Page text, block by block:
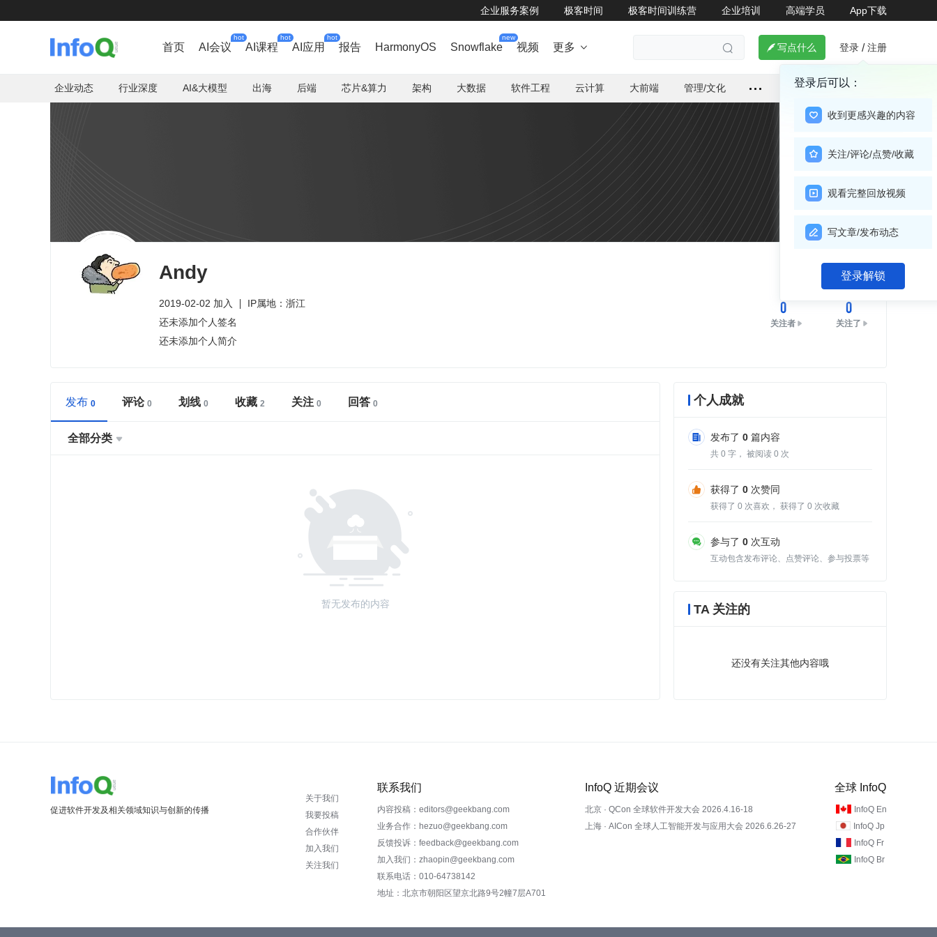
企业服务案例 极客时间 极客时间训练营 企业培训 高端学员 App下载
首页 AI会议
hot
AI课程
hot
AI应用
hot
报告 HarmonyOS Snowflake
new
视频 更多    写点什么 登录 / 注册
登录后可以：
收到更感兴趣的内容
关注/评论/点赞/收藏
观看完整回放视频
写文章/发布动态
登录解锁
企业动态 行业深度 AI&大模型 出海 后端 芯片&算力 架构 大数据 软件工程 云计算 大前端 管理/文化
Andy
2019-02-02 加入
IP属地：浙江
还未添加个人签名
还未添加个人简介
关注
0
关注者
0
关注了
发布 评论 划线 收藏 关注 回答
全部分类 
暂无发布的内容
个人成就
发布了 0 篇内容
共 0 字， 被阅读 0 次
获得了 0 次赞同
获得了 0 次喜欢， 获得了 0 次收藏
参与了 0 次互动
互动包含发布评论、点赞评论、参与投票等
TA 关注的
还没有关注其他内容哦
促进软件开发及相关领域知识与创新的传播
关于我们
我要投稿
合作伙伴
加入我们
关注我们
联系我们
内容投稿：editors@geekbang.com
业务合作：hezuo@geekbang.com
反馈投诉：feedback@geekbang.com
加入我们：zhaopin@geekbang.com
联系电话：010-64738142
地址：北京市朝阳区望京北路9号2幢7层A701
InfoQ 近期会议
北京 · QCon 全球软件开发大会 2026.4.16-18
上海 · AICon 全球人工智能开发与应用大会 2026.6.26-27
全球 InfoQ
InfoQ En
InfoQ Jp
InfoQ Fr
InfoQ Br